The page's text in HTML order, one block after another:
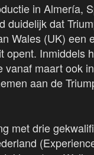
in Almería,
duidelijk dat
Wales (UK) een
opent. Inmiddels
vanaf maart ook
aan de
met drie